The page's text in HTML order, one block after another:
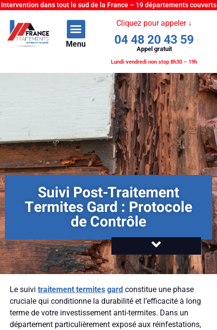
Intervention dans tout le sud de la France – 19 départements couverts
Menu
Cliquez pour appeler ↓
04 48 20 43 59
Appel gratuit
Lundi-vendredi non stop 8h30 – 19h
Suivi Post-Traitement
Termites Gard : Protocole
de Contrôle
Le suivi traitement termites gard constitue une phase
cruciale qui conditionne la durabilité et l’efficacité à long
terme de votre investissement anti-termites. Dans un
département particulièrement exposé aux réinfestations,